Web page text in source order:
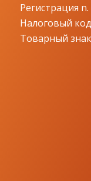
Регистрация
Налоговый
Товарный